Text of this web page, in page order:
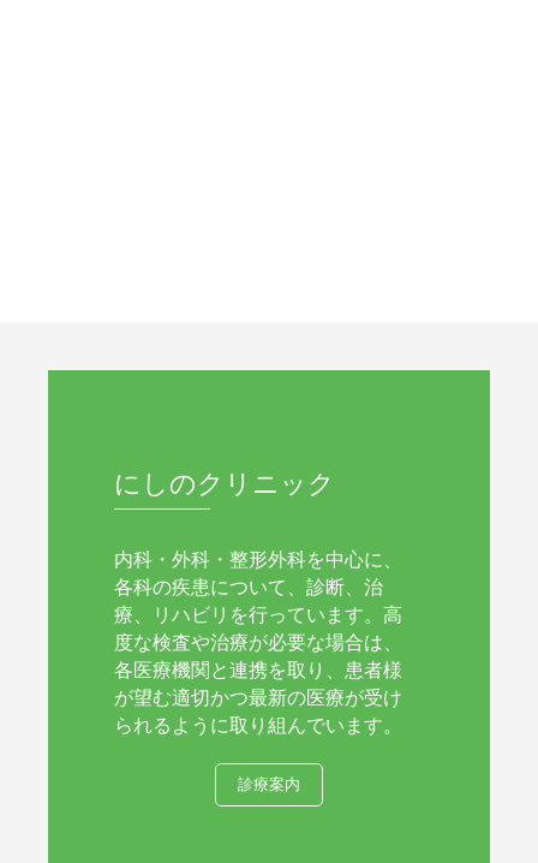
にしのクリニック
内科・外科・整形外科を中心に、
各科の疾患について、診断、治
療、リハビリを行っています。高
度な検査や治療が必要な場合は、
各医療機関と連携を取り、患者様
が望む適切かつ最新の医療が受け
られるように取り組んでいます。
診療案内